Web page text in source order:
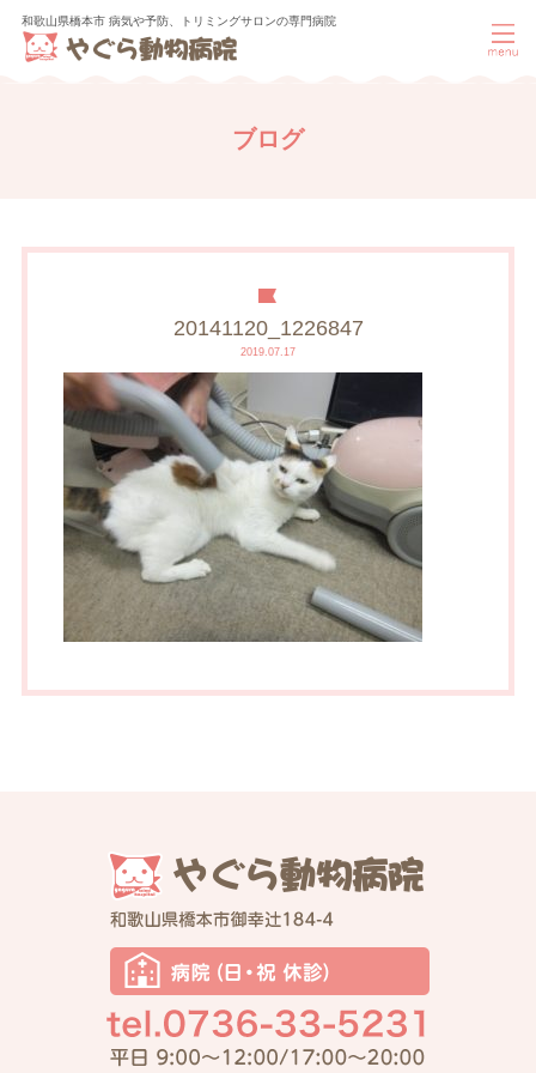
和歌山県橋本市 病気や予防、トリミングサロンの専門病院
ブログ
20141120_1226847
2019.07.17